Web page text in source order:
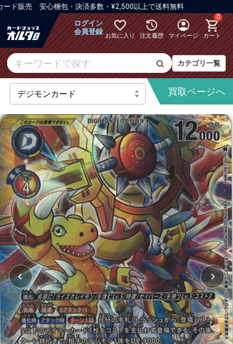
販売 安心梱包・決済多数・¥2,500以上で送料無料
ログイン
会員登録 お気に入り 注文履歴 マイページ
0
カート
カテゴリ一覧
【BT-25】DUAL REVOLUTION
【AD-01】DIGIMON GENERATION
【BT-24】TIME STRANGER
【BT-23】HACKERS' SLUMBER
【BT-22】CYBER EDEN
【BT-21】WORLD CONVERGENCE
【BT-20】OVER THE X
買取ページへ